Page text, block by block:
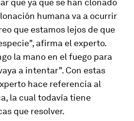
humana va a ocurrir
que estamos lejos de que
afirma el experto.
la mano en el fuego para
a intentar". Con estas
hace referencia al
la cual todavía tiene
que resolver.